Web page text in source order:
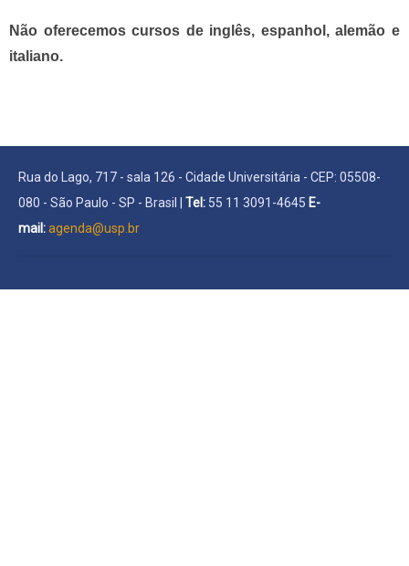
Não oferecemos cursos de inglês, espanhol, alemão e
italiano.
Rua do Lago, 717 - sala 126 - Cidade Universitária - CEP: 05508-
080 - São Paulo - SP - Brasil | Tel: 55 11 3091-4645 E-
mail:agenda@usp.br